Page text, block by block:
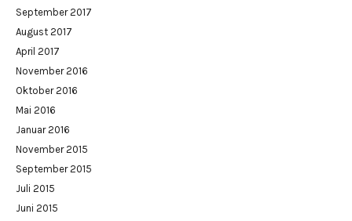
September 2017
August 2017
April 2017
November 2016
Oktober 2016
Mai 2016
Januar 2016
November 2015
September 2015
Juli 2015
Juni 2015